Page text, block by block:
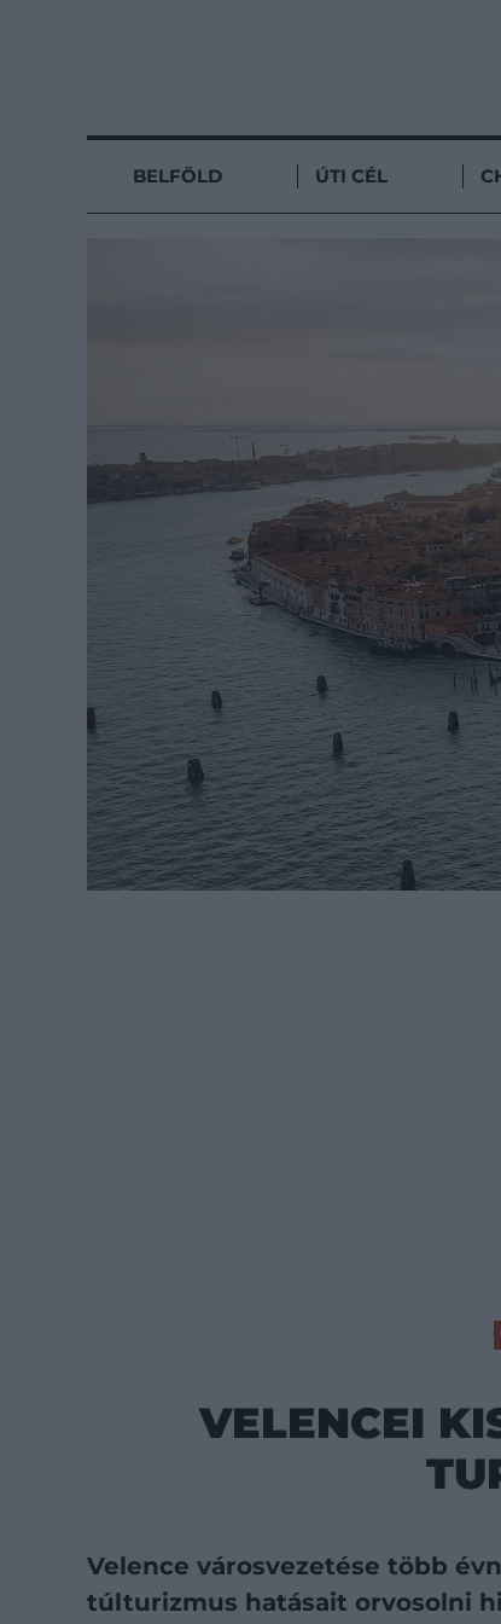
BELFÖLD ÚTI CÉL
VELENCEI
Velence városvezetése több
túlturizmus hatásait orvosolni